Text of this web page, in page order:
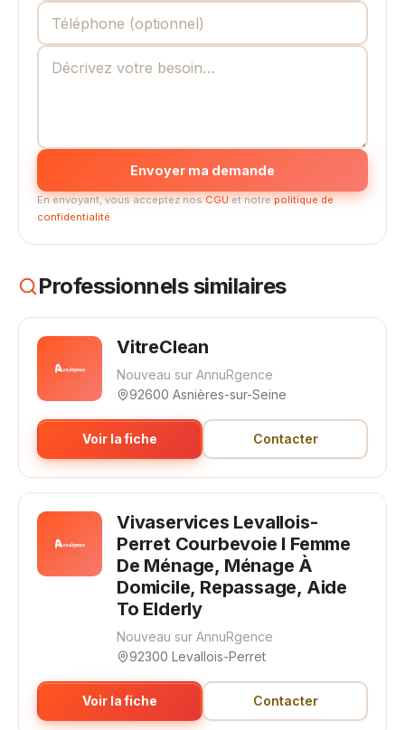
Envoyer ma demande
En envoyant, vous acceptez nosCGUet notrepolitique de
confidentialité.
Professionnels similaires
VitreClean
Nouveau sur AnnuRgence
92600 Asnières-sur-Seine
Voir la fiche Contacter
Vivaservices Levallois-
Perret Courbevoie I Femme
De Ménage, Ménage À
Domicile, Repassage, Aide
To Elderly
Nouveau sur AnnuRgence
92300 Levallois-Perret
Voir la fiche Contacter